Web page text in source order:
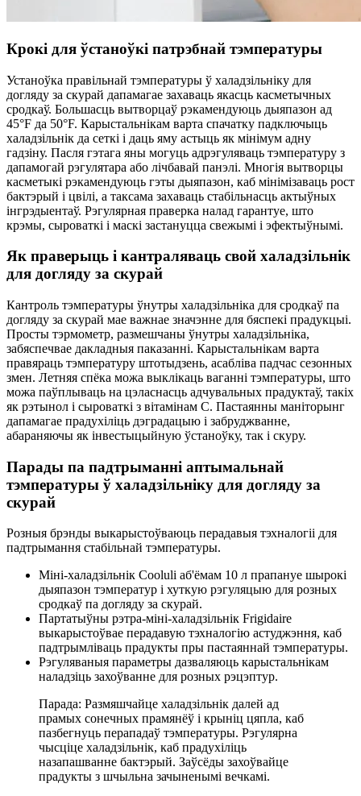
Крокі для ўстаноўкі патрэбнай тэмпературы
Устаноўка правільнай тэмпературы ў халадзільніку для
догляду за скурай дапамагае захаваць якасць касметычных
сродкаў. Большасць вытворцаў рэкамендуюць дыяпазон ад
45°F да 50°F. Карыстальнікам варта спачатку падключыць
халадзільнік да сеткі і даць яму астыць як мінімум адну
гадзіну. Пасля гэтага яны могуць адрэгуляваць тэмпературу з
дапамогай рэгулятара або лічбавай панэлі. Многія вытворцы
касметыкі рэкамендуюць гэты дыяпазон, каб мінімізаваць рост
бактэрый і цвілі, а таксама захаваць стабільнасць актыўных
інгрэдыентаў. Рэгулярная праверка налад гарантуе, што
крэмы, сыроваткі і маскі застануцца свежымі і эфектыўнымі.
Як праверыць і кантраляваць свой халадзільнік
для догляду за скурай
Кантроль тэмпературы ўнутры халадзільніка для сродкаў па
догляду за скурай мае важнае значэнне для бяспекі прадукцыі.
Просты тэрмометр, размешчаны ўнутры халадзільніка,
забяспечвае дакладныя паказанні. Карыстальнікам варта
правяраць тэмпературу штотыдзень, асабліва падчас сезонных
змен. Летняя спёка можа выклікаць ваганні тэмпературы, што
можа паўплываць на цэласнасць адчувальных прадуктаў, такіх
як рэтынол і сыроваткі з вітамінам С. Пастаянны маніторынг
дапамагае прадухіліць дэградацыю і забруджванне,
абараняючы як інвестыцыйную ўстаноўку, так і скуру.
Парады па падтрыманні аптымальнай
тэмпературы ў халадзільніку для догляду за
скурай
Розныя брэнды выкарыстоўваюць перадавыя тэхналогіі для
падтрымання стабільнай тэмпературы.
Міні-халадзільнік Cooluli аб'ёмам 10 л прапануе шырокі
дыяпазон тэмператур і хуткую рэгуляцыю для розных
сродкаў па догляду за скурай.
Партатыўны рэтра-міні-халадзільнік Frigidaire
выкарыстоўвае перадавую тэхналогію астуджэння, каб
падтрымліваць прадукты пры пастаяннай тэмпературы.
Рэгуляваныя параметры дазваляюць карыстальнікам
наладзіць захоўванне для розных рэцэптур.
Парада: Размяшчайце халадзільнік далей ад
прамых сонечных прамянёў і крыніц цяпла, каб
пазбегнуць перападаў тэмпературы. Рэгулярна
чысціце халадзільнік, каб прадухіліць
назапашванне бактэрый. Заўсёды захоўвайце
прадукты з шчыльна зачыненымі вечкамі.